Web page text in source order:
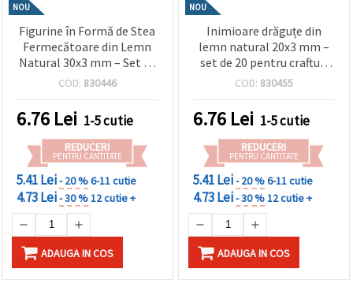
NOU
Figurine în Formă de Stea
Fermecătoare din Lemn
Natural 30x3 mm – Set de
20, Asortate, pentru Craft,
COD: 830446
6.76 Lei 1-5 cutie
REDUCERI
PENTRU CANTITATE
5.41 Lei- 20 %6-11 cutie
4.73 Lei- 30 %12 cutie +
ADAUGA IN COS
NOU
Inimioare drăguțe din
lemn natural 20x3 mm –
set de 20 pentru crafturi
romantice, cutii cadou și
COD: 830455
6.76 Lei 1-5 cutie
REDUCERI
PENTRU CANTITATE
5.41 Lei- 20 %6-11 cutie
4.73 Lei- 30 %12 cutie +
ADAUGA IN COS